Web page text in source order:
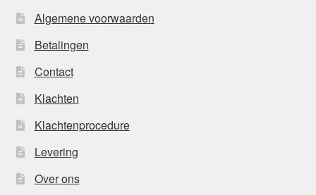
Algemene voorwaarden
Betalingen
Contact
Klachten
Klachtenprocedure
Levering
Over ons